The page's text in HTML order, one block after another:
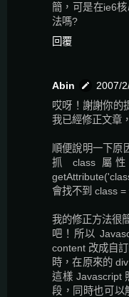
簡，可是在ie6
法嗎?
回覆
Abin
2007/
哎呀！謝謝你的
我已經修正文章
順便說明一下原
抓 class 屬性
會找不到 class
我的修正方法很
吧！所以
content 改成自
時，在原來的
這樣 Javascript
段，同時也可以